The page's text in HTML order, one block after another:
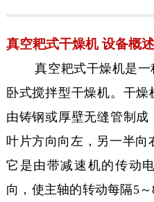
真空耙式干燥机 设备概述
真空耙式干燥机是一
卧式搅拌型干燥机。干
由铸钢或厚壁无缝管制
叶片方向向左，另一半向
它是由带减速机的传动
向，使主轴的转动每隔5